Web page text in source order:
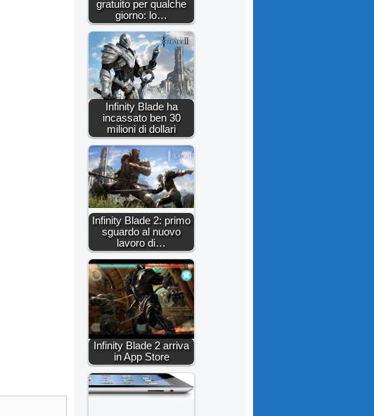
gratuito per qualche
giorno: lo…
Infinity Blade ha
incassato ben 30
milioni di dollari
Infinity Blade 2: primo
sguardo al nuovo
lavoro di…
Infinity Blade 2 arriva
in App Store